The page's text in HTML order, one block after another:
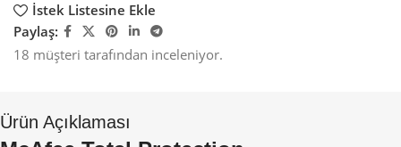
İstek Listesine Ekle
Paylaş:
18 müşteri tarafından inceleniyor.
Ürün Açıklaması